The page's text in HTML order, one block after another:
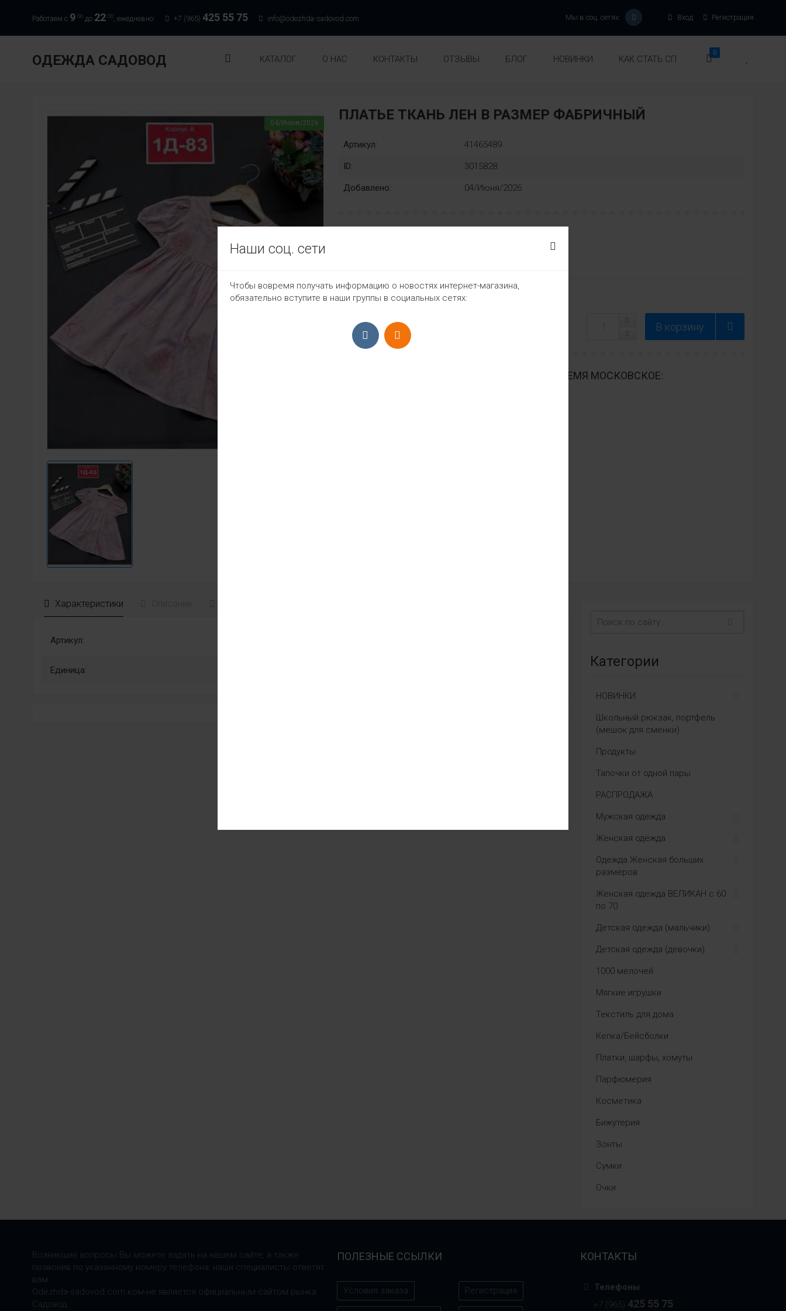
Работаем с 9 00 до 22 00, ежедневно: +7 (965) 425 55 75 info@odezhda-sadovod.com Вход Регистрация
Мы в соц. сетях:
ОДЕЖДА САДОВОД КАТАЛОГ О НАС КОНТАКТЫ ОТЗЫВЫ БЛОГ НОВИНКИ КАК СТАТЬ СП
0
04/Июня/2026 ПЛАТЬЕ ТКАНЬ ЛЕН В РАЗМЕР ФАБРИЧНЫЙ
Артикул: 41465489
ID: 3015828
Добавлено: 04/Июня/2026
372₽
ПРИЁМ ЗАКАЗОВ С 9:00-22:00, ЕЖЕДНЕВНО ВРЕМЯ МОСКОВСКОЕ:
Характеристики
Артикул:
Единица:
Категории
НОВИНКИ
Школьный рюкзак, портфель
(мешок для сменки)
Продукты
Тапочки от одной пары
РАСПРОДАЖА
Мужская одежда
Женская одежда
Одежда Женская больших
размеров
Женская одежда ВЕЛИКАН с 60
по 70
Детская одежда (мальчики)
Детская одежда (девочки)
1000 мелочей
Мягкие игрушки
Текстиль для дома
Кепка/Бейсболки
Платки, шарфы, хомуты
Парфюмерия
Косметика
Бижутерия
Зонты
Сумки
Очки
Возникшие вопросы Вы можете задать на нашем сайте, а также
позвонив по указанному номеру телефона: наши специалисты ответят
вам.
Odezhda-sadovod.com.ком-не является официальным сайтом рынка
Садовод.
ПОЛЕЗНЫЕ ССЫЛКИ
Условия заказа Регистрация
КОНТАКТЫ
Телефоны
+7 (965) 425 55 75
Наши соц. сети
Чтобы вовремя получать информацию о новостях интернет-магазина,
обязательно вступите в наши группы в социальных сетях: